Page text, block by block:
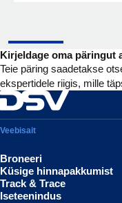
Kirjeldage oma päringut
Teie päring saadetakse
ekspertidele riigis, mille
Veebisait
Broneeri
Küsige hinnapakkumist
Track & Trace
Iseteenindus